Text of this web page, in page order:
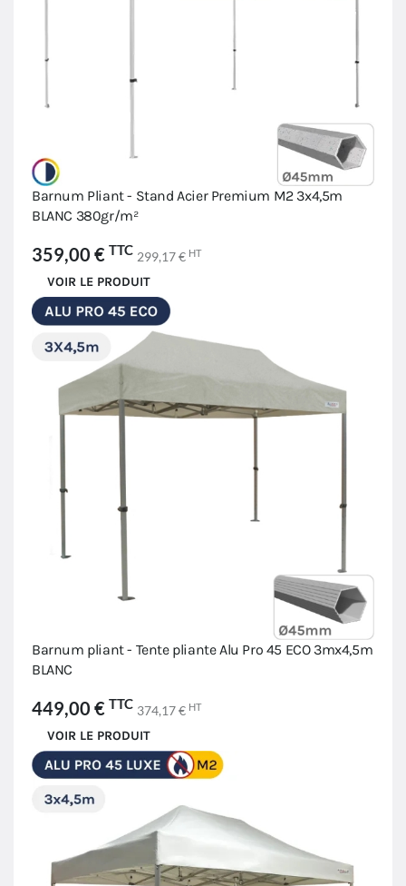
Barnum Pliant - Stand Acier Premium M2 3x4,5m
BLANC 380gr/m²
359,00 € TTC 299,17 € HT
VOIR LE PRODUIT
Barnum pliant - Tente pliante Alu Pro 45 ECO 3mx4,5m
BLANC
449,00 € TTC 374,17 € HT
VOIR LE PRODUIT